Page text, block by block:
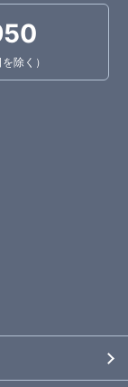
除く）